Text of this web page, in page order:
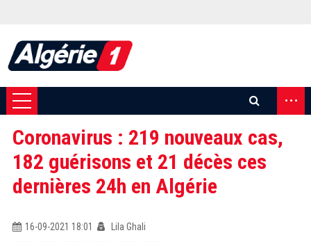
...
Coronavirus : 219 nouveaux cas,
182 guérisons et 21 décès ces
dernières 24h en Algérie
16-09-2021 18:01
Lila Ghali